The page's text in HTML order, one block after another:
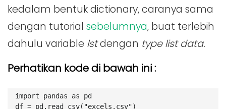
kedalam bentuk dictionary, caranya sama
dengan tutorial sebelumnya, buat terlebih
dahulu variable lstdengan type list data.
Perhatikan kode di bawah ini :
import pandas as pd
df = pd.read_csv("excels.csv")